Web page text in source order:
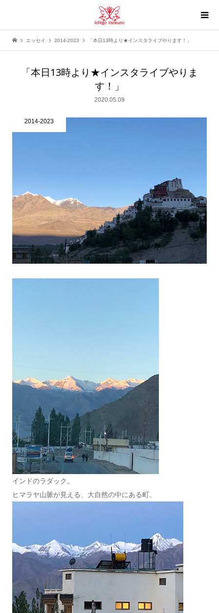
エッセイ 2014-2023 「本日13時より★インスタライブやります！」
「本日13時より★インスタライブやりま
す！」
2020.05.09
2014-2023
インドのラダック。
ヒマラヤ山脈が見える、大自然の中にある町。